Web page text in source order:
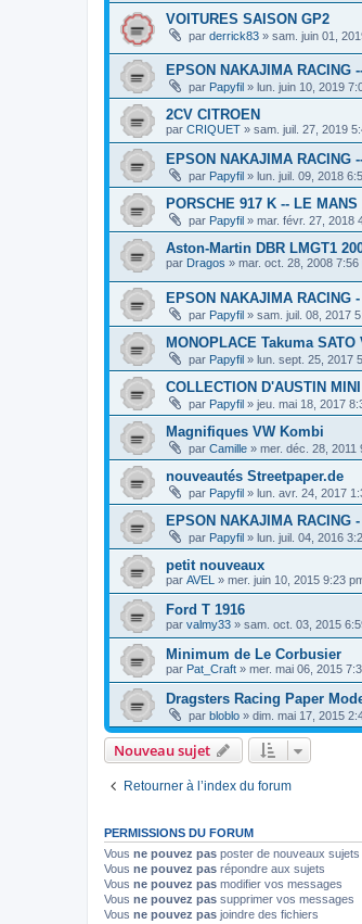
VOITURES SAISON GP2
par derrick83 » sam. juin 01,
EPSON NAKAJIMA RACING
par Papyfil » lun. juin 10, 2019
2CV CITROEN
par CRIQUET » sam. juil. 27, 2019
EPSON NAKAJIMA RACING
par Papyfil » lun. juil. 09, 2018
PORSCHE 917 K -- LE MANS
par Papyfil » mar. févr. 27, 2018
Aston-Martin DBR LMGT1
par Dragos » mar. oct. 28, 2008 7:56
EPSON NAKAJIMA RACING
par Papyfil » sam. juil. 08, 2017
MONOPLACE Takuma
par Papyfil » lun. sept. 25, 2017
COLLECTION D'AUSTIN
par Papyfil » jeu. mai 18, 2017
Magnifiques VW Kombi
par Camille » mer. déc. 28, 2011
nouveautés Streetpaper.de
par Papyfil » lun. avr. 24, 2017
EPSON NAKAJIMA RACING
par Papyfil » lun. juil. 04, 2016
petit nouveaux
par AVEL » mer. juin 10, 2015 9:23
Ford T 1916
par valmy33 » sam. oct. 03, 2015
Minimum de Le Corbusier
par Pat_Craft » mer. mai 06, 2015
Dragsters Racing Paper
par bloblo » dim. mai 17, 2015
Nouveau sujet
Retourner à l’index du forum
PERMISSIONS DU FORUM
Vous ne pouvez pas poster de nouveaux sujets
Vous ne pouvez pas répondre aux sujets
Vous ne pouvez pas modifier vos messages
Vous ne pouvez pas supprimer vos messages
Vous ne pouvez pas joindre des fichiers